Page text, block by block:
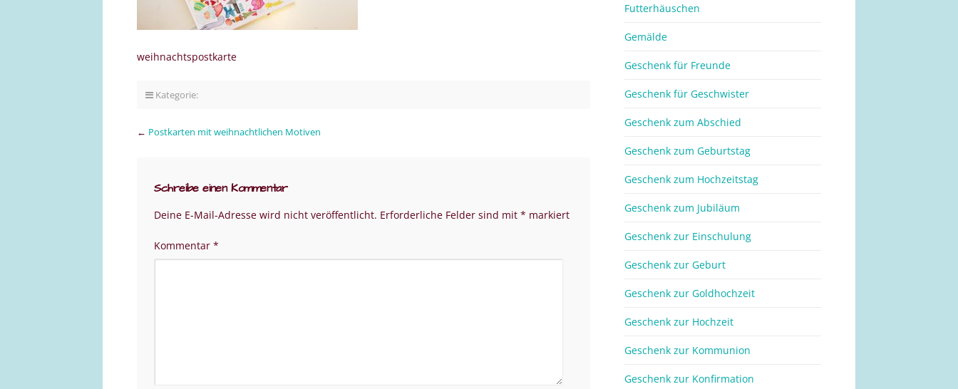
weihnachtspostkarte
Kategorie:
← Postkarten mit weihnachtlichen Motiven
Schreibe einen Kommentar
Deine E-Mail-Adresse wird nicht veröffentlicht. Erforderliche Felder sind mit * markiert
Kommentar *
Futterhäuschen
Gemälde
Geschenk für Freunde
Geschenk für Geschwister
Geschenk zum Abschied
Geschenk zum Geburtstag
Geschenk zum Hochzeitstag
Geschenk zum Jubiläum
Geschenk zur Einschulung
Geschenk zur Geburt
Geschenk zur Goldhochzeit
Geschenk zur Hochzeit
Geschenk zur Kommunion
Geschenk zur Konfirmation